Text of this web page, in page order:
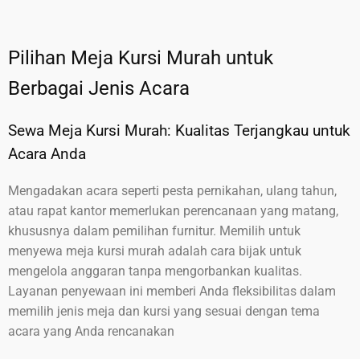
Pilihan Meja Kursi Murah untuk
Berbagai Jenis Acara
Sewa Meja Kursi Murah: Kualitas Terjangkau untuk
Acara Anda
Mengadakan acara seperti pesta pernikahan, ulang tahun,
atau rapat kantor memerlukan perencanaan yang matang,
khususnya dalam pemilihan furnitur. Memilih untuk
menyewa meja kursi murah adalah cara bijak untuk
mengelola anggaran tanpa mengorbankan kualitas.
Layanan penyewaan ini memberi Anda fleksibilitas dalam
memilih jenis meja dan kursi yang sesuai dengan tema
acara yang Anda rencanakan